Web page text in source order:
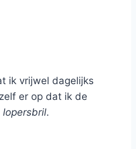
ik vrijwel dagelijks
er op dat ik de
lopersbril.